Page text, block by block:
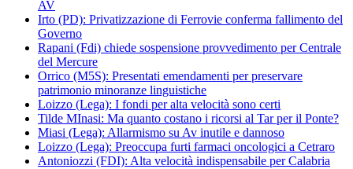
AV
Irto (PD): Privatizzazione di Ferrovie conferma fallimento del
Governo
Rapani (Fdi) chiede sospensione provvedimento per Centrale
del Mercure
Orrico (M5S): Presentati emendamenti per preservare
patrimonio minoranze linguistiche
Loizzo (Lega): I fondi per alta velocità sono certi
Tilde MInasi: Ma quanto costano i ricorsi al Tar per il Ponte?
Miasi (Lega): Allarmismo su Av inutile e dannoso
Loizzo (Lega): Preoccupa furti farmaci oncologici a Cetraro
Antoniozzi (FDI): Alta velocità indispensabile per Calabria